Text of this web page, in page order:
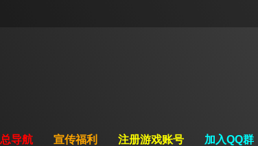
总导航 宣传福利 注册游戏账号 加入QQ群